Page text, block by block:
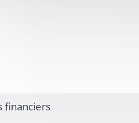
financiers